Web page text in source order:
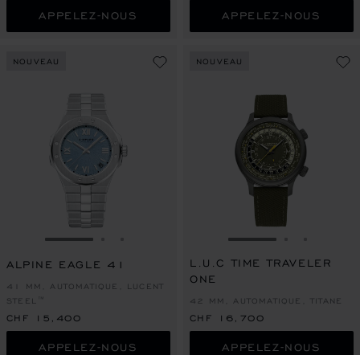
APPELEZ-NOUS APPELEZ-NOUS
NOUVEAU
ALLER À LA DIAPOSITIVE 1
ALLER À LA DIAPOSITIVE 2
ALLER À LA DIAPOSITIVE 3
ALPINE EAGLE 41
41 MM, AUTOMATIQUE, LUCENT
STEEL™
CHF 15,400
APPELEZ-NOUS
NOUVEAU
ALLER À LA
L.U.C TIME TRAVELER
ONE
42 MM, AUTOMATIQUE, TITANE
CHF 16,700
APPELEZ-NOUS